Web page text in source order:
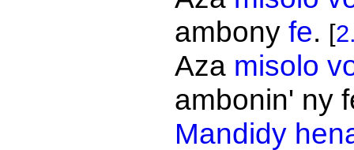
ambony fe. [
Aza misolo
ambonin' ny
Mandidy